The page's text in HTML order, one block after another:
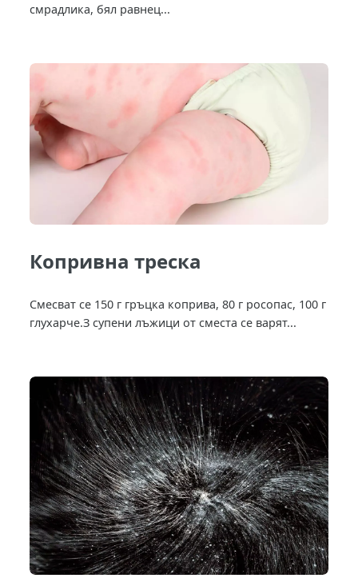
смрадлика, бял равнец...
Копривна треска
Смесват се 150 г гръцка коприва, 80 г росопас, 100 г
глухарче.З супени лъжици от сместа се варят...